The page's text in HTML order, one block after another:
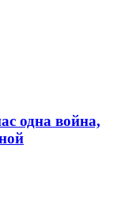
одна война,